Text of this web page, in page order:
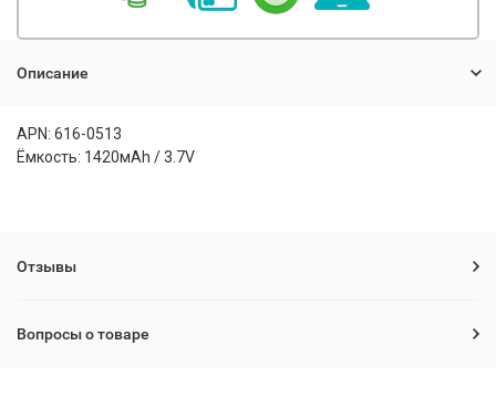
Описание
APN: 616-0513
Ёмкость: 1420мАh / 3.7V
Отзывы
Вопросы о товаре